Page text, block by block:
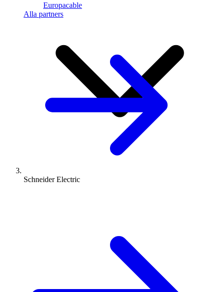
Europacable
Alla partners
Schneider Electric